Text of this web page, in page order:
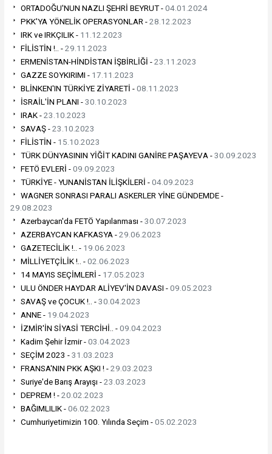
ORTADOĞU'NUN NAZLI ŞEHRİ BEYRUT -04.01.2024
PKK'YA YÖNELİK OPERASYONLAR -28.12.2023
IRK ve IRKÇILIK - 11.12.2023
FİLİSTİN !.. -29.11.2023
ERMENİSTAN-HİNDİSTAN İŞBİRLİĞİ -23.11.2023
GAZZE SOYKIRIMI - 17.11.2023
BLİNKEN'IN TÜRKİYE ZİYARETİ -08.11.2023
İSRAİL'İN PLANI -30.10.2023
IRAK -23.10.2023
SAVAŞ -23.10.2023
FİLİSTİN - 15.10.2023
TÜRK DÜNYASININ YİĞİT KADINI GANİRE PAŞAYEVA -30.09.2023
FETÖ EVLERİ -09.09.2023
TÜRKİYE - YUNANİSTAN İLİŞKİLERİ -04.09.2023
WAGNER SONRASI PARALI ASKERLER YİNE GÜNDEMDE -
29.08.2023
Azerbaycan'da FETÖ Yapılanması -30.07.2023
AZERBAYCAN KAFKASYA -29.06.2023
GAZETECİLİK !.. - 19.06.2023
MİLLİYETÇİLİK !.. -02.06.2023
14 MAYIS SEÇİMLERİ - 17.05.2023
ULU ÖNDER HAYDAR ALİYEV'İN DAVASI -09.05.2023
SAVAŞ ve ÇOCUK !.. -30.04.2023
ANNE - 19.04.2023
İZMİR'İN SİYASİ TERCİHİ.. -09.04.2023
Kadim Şehir İzmir -03.04.2023
SEÇİM 2023 -31.03.2023
FRANSA'NIN PKK AŞKI ! -29.03.2023
Suriye'de Barış Arayışı -23.03.2023
DEPREM ! -20.02.2023
BAĞIMLILIK -06.02.2023
Cumhuriyetimizin 100. Yılında Seçim -05.02.2023